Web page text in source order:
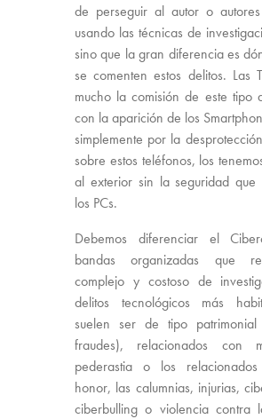
de perseguir al autor o
usando las técnicas de
sino que la gran diferencia es
se comenten estos delitos. Las
mucho la comisión de este tipo
con la aparición de los
simplemente por la
sobre estos teléfonos, los
al exterior sin la seguridad que
los PCs.
Debemos diferenciar el
bandas organizadas que
complejo y costoso de
delitos tecnológicos más
suelen ser de tipo
fraudes), relacionados con
pederastia o los
honor, las calumnias, injurias,
ciberbulling o violencia contra